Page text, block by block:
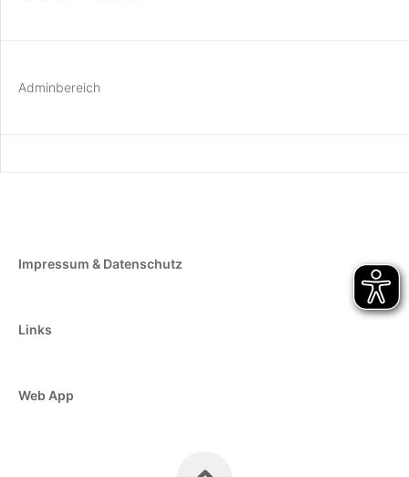
Adminbereich
Impressum & Datenschutz
Links
Web App